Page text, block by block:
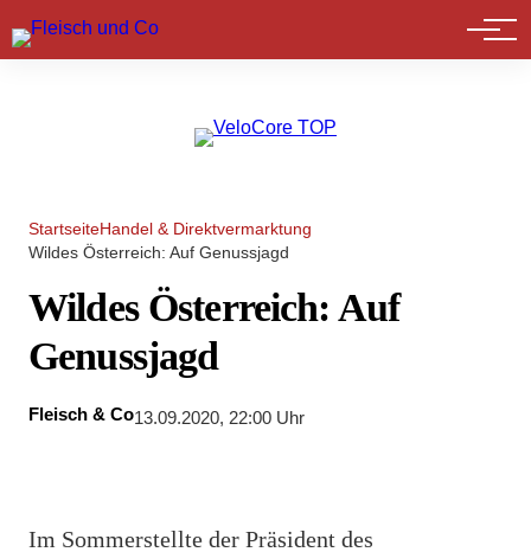
Marktführer
StartseiteHandel & Direktvermarktung
Wildes Österreich: Auf Genussjagd
Wildes Österreich: Auf
Genussjagd
Fleisch & Co13.09.2020, 22:00 Uhr
Im Sommerstellte der Präsident des